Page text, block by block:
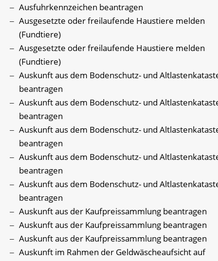
Ausfuhrkennzeichen beantragen
Ausgesetzte oder freilaufende Haustiere melden
(Fundtiere)
Ausgesetzte oder freilaufende Haustiere melden
(Fundtiere)
Auskunft aus dem Bodenschutz- und
beantragen
Auskunft aus dem Bodenschutz- und
beantragen
Auskunft aus dem Bodenschutz- und
beantragen
Auskunft aus dem Bodenschutz- und
beantragen
Auskunft aus dem Bodenschutz- und
beantragen
Auskunft aus der Kaufpreissammlung beantragen
Auskunft aus der Kaufpreissammlung beantragen
Auskunft aus der Kaufpreissammlung beantragen
Auskunft im Rahmen der Geldwäscheaufsicht auf